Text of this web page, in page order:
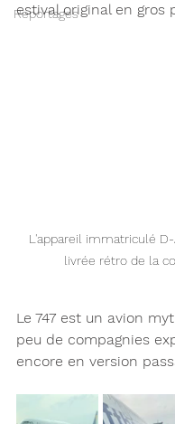
Reportages
estival original en gros
L'appareil immatriculé D-
livrée rétro de la
Le 747 est un avion
peu de compagnies
encore en version